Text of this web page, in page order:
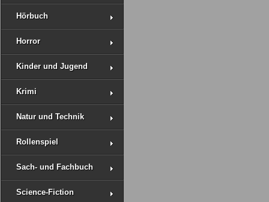
Hörbuch
Horror
Kinder und Jugend
Krimi
Natur und Technik
Rollenspiel
Sach- und Fachbuch
Science-Fiction